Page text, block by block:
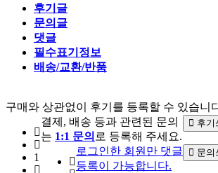
후기글
문의글
댓글
필수표기정보
배송/교환/반품
구매와 상관없이 후기를 등록할 수 있습니
1
후기
결제, 배송 등과 관련된 문의
는 1:1 문의 로 등록해 주세요.
문의
로그인한 회원만 댓글
등록이 가능합니다.